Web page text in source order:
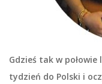
Gdzieś tak w
tydzień do Polski i